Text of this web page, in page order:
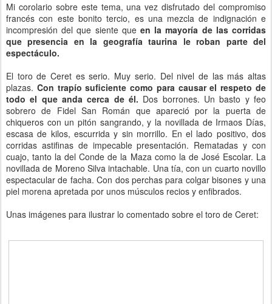
Mi corolario sobre este tema, una vez disfrutado del compromiso
francés con este bonito tercio, es una mezcla de indignación e
incompresión del que siente que en la mayoría de las corridas
que presencia en la geografía taurina le roban parte del
espectáculo.
El toro de Ceret es serio. Muy serio. Del nivel de las más altas
plazas. Con trapío suficiente como para causar el respeto de
todo el que anda cerca de él. Dos borrones. Un basto y feo
sobrero de Fidel San Román que apareció por la puerta de
chiqueros con un pitón sangrando, y la novillada de Irmaos Días,
escasa de kilos, escurrida y sin morrillo. En el lado positivo, dos
corridas astifinas de impecable presentación. Rematadas y con
cuajo, tanto la del Conde de la Maza como la de José Escolar. La
novillada de Moreno Silva intachable. Una tía, con un cuarto novillo
espectacular de facha. Con dos perchas para colgar bisones y una
piel morena apretada por unos músculos recios y enfibrados.
Unas imágenes para ilustrar lo comentado sobre el toro de Ceret: